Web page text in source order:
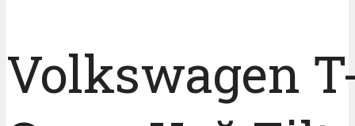
Volkswagen